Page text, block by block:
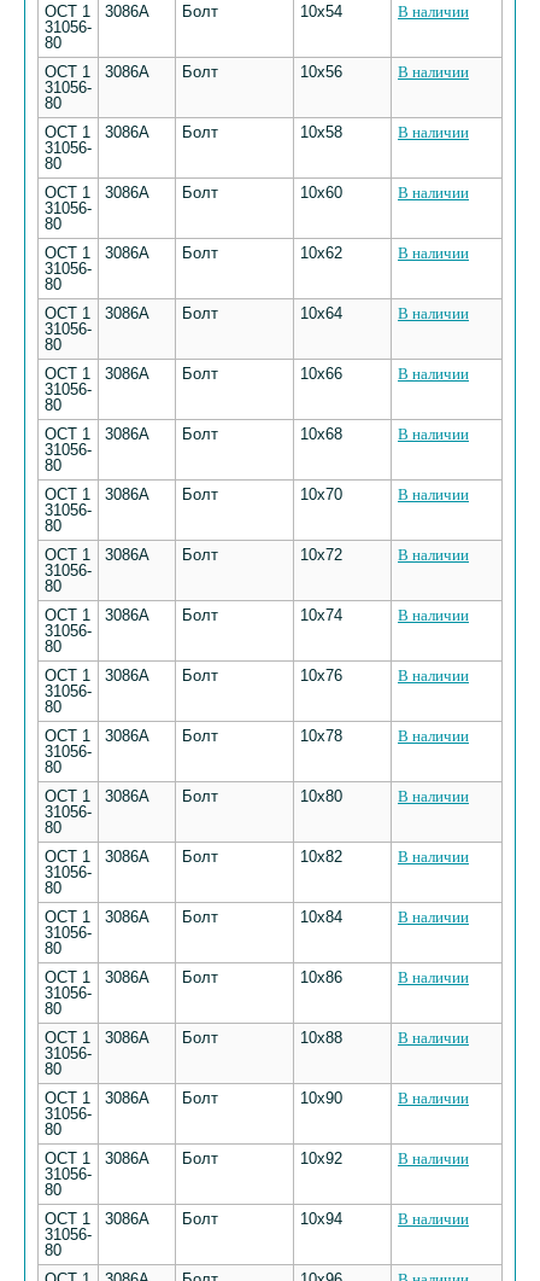
ОСТ 1
31056-
80
3086А Болт 10х54 В наличии
ОСТ 1
31056-
80
3086А Болт 10х56 В наличии
ОСТ 1
31056-
80
3086А Болт 10х58 В наличии
ОСТ 1
31056-
80
3086А Болт 10х60 В наличии
ОСТ 1
31056-
80
3086А Болт 10х62 В наличии
ОСТ 1
31056-
80
3086А Болт 10х64 В наличии
ОСТ 1
31056-
80
3086А Болт 10х66 В наличии
ОСТ 1
31056-
80
3086А Болт 10х68 В наличии
ОСТ 1
31056-
80
3086А Болт 10х70 В наличии
ОСТ 1
31056-
80
3086А Болт 10х72 В наличии
ОСТ 1
31056-
80
3086А Болт 10х74 В наличии
ОСТ 1
31056-
80
3086А Болт 10х76 В наличии
ОСТ 1
31056-
80
3086А Болт 10х78 В наличии
ОСТ 1
31056-
80
3086А Болт 10х80 В наличии
ОСТ 1
31056-
80
3086А Болт 10х82 В наличии
ОСТ 1
31056-
80
3086А Болт 10х84 В наличии
ОСТ 1
31056-
80
3086А Болт 10х86 В наличии
ОСТ 1
31056-
80
3086А Болт 10х88 В наличии
ОСТ 1
31056-
80
3086А Болт 10х90 В наличии
ОСТ 1
31056-
80
3086А Болт 10х92 В наличии
ОСТ 1
31056-
80
3086А Болт 10х94 В наличии